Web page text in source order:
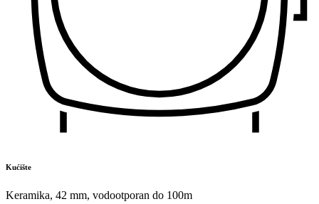
Kućište
Keramika, 42 mm, vodootporan do 100m